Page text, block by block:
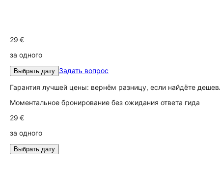
29 €
за одного
Выбрать дату Задать вопрос
Гарантия лучшей цены: вернём разницу, если найдёте
Моментальное бронирование без ожидания ответа гида
29 €
за одного
Выбрать дату